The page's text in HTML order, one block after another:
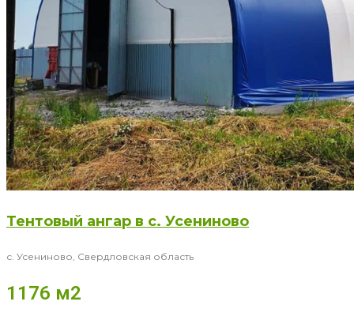
Тентовый ангар в с. Усениново
с. Усениново, Свердловская область
1176 м2